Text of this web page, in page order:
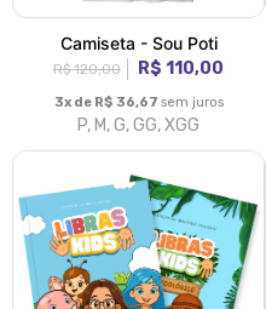
Camiseta - Sou Poti
R$ 120,00 R$ 110,00
3x de R$ 36,67 sem juros
P, M, G, GG, XGG